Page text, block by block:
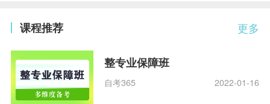
更多
课程推荐
整专业保障班
自考365 2022-01-16